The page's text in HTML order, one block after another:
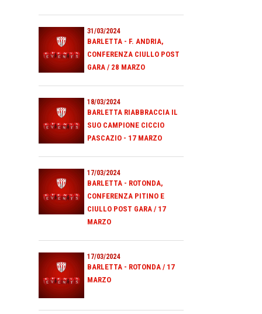
31/03/2024
BARLETTA - F. ANDRIA,
CONFERENZA CIULLO POST
GARA / 28 MARZO
18/03/2024
BARLETTA RIABBRACCIA IL
SUO CAMPIONE CICCIO
PASCAZIO - 17 MARZO
17/03/2024
BARLETTA - ROTONDA,
CONFERENZA PITINO E
CIULLO POST GARA / 17
MARZO
17/03/2024
BARLETTA - ROTONDA / 17
MARZO